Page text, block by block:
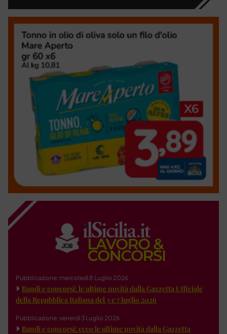
Pubblicazione: mercoledì 8 Luglio 2026
Bandi e concorsi: le ultime novità dalla Gazzetta Ufficiale
della Repubblica Italiana del 3 e 7 luglio 2026
Pubblicazione: venerdì 3 Luglio 2026
Bandi e concorsi: ecco le ultime novità dalla Gazzetta